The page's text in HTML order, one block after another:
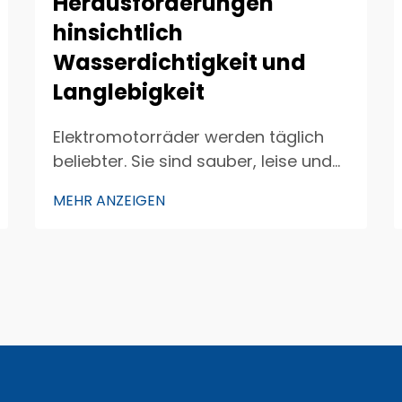
hinsichtlich
Wasserdichtigkeit und
Langlebigkeit
Elektromotorräder werden täglich
beliebter. Sie sind sauber, leise und
wichtiger Bestandteil dieser
MEHR ANZEIGEN